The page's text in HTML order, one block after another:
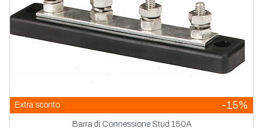
Extra sconto -15%
Barra di Connessione Stud 150A